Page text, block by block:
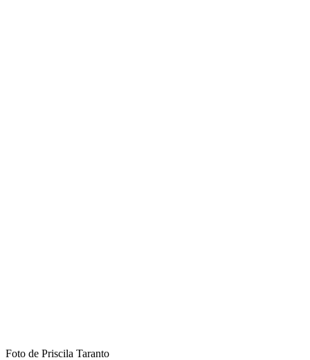
Foto de Priscila Taranto